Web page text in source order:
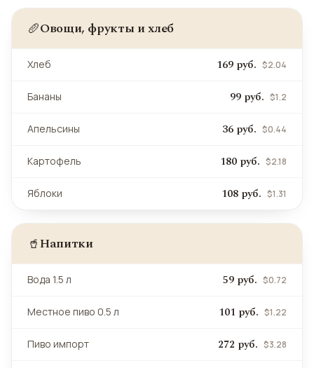
🥖Овощи, фрукты и хлеб
Хлеб 169 руб. $2.04
Бананы 99 руб. $1.2
Апельсины 36 руб. $0.44
Картофель 180 руб. $2.18
Яблоки 108 руб. $1.31
🥤Напитки
Вода 1.5 л 59 руб. $0.72
Местное пиво 0.5 л 101 руб. $1.22
Пиво импорт 272 руб. $3.28